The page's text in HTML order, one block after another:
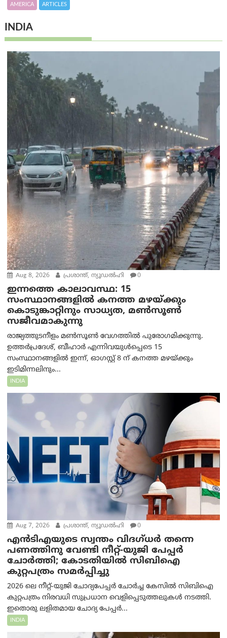
AMERICA ARTICLES
INDIA
Aug 8, 2026 പ്രശാന്ത്, ന്യൂഡല്‍ഹി 0
ഇന്നത്തെ കാലാവസ്ഥ: 15
സംസ്ഥാനങ്ങളിൽ കനത്ത മഴയ്ക്കും
കൊടുങ്കാറ്റിനും സാധ്യത, മൺസൂൺ
സജീവമാകുന്നു
രാജ്യത്തുടനീളം മൺസൂൺ വേഗത്തിൽ പുരോഗമിക്കുന്നു.
ഉത്തർപ്രദേശ്, ബീഹാർ എന്നിവയുൾപ്പെടെ 15
സംസ്ഥാനങ്ങളിൽ ഇന്ന്, ഓഗസ്റ്റ് 8 ന് കനത്ത മഴയ്ക്കും
ഇടിമിന്നലിനും...
INDIA
Aug 7, 2026 പ്രശാന്ത്, ന്യൂഡല്‍ഹി 0
എൻ‌ടി‌എയുടെ സ്വന്തം വിദഗ്ധർ തന്നെ
പണത്തിനു വേണ്ടി നീറ്റ്-യു‌ജി പേപ്പർ
ചോർത്തി; കോടതിയില്‍ സിബിഐ
കുറ്റപത്രം സമര്‍പ്പിച്ചു
2026 ലെ നീറ്റ്-യുജി ചോദ്യപേപ്പർ ചോർച്ച കേസിൽ സിബിഐ
കുറ്റപത്രം നിരവധി സുപ്രധാന വെളിപ്പെടുത്തലുകൾ നടത്തി.
ഇതൊരു ലളിതമായ ചോദ്യ പേപ്പർ...
INDIA